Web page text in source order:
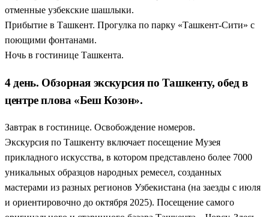
отменные узбекские шашлыки.
Прибытие в Ташкент. Прогулка по парку «Ташкент-Сити» с
поющими фонтанами.
Ночь в гостинице Ташкента.
4 день. Обзорная экскурсия по Ташкенту, обед в
центре плова «Беш Козон».
Завтрак в гостинице. Освобождение номеров.
Экскурсия по Ташкенту включает посещение Музея
прикладного искусства, в котором представлено более 7000
уникальных образцов народных ремесел, созданных
мастерами из разных регионов Узбекистана (на заезды с июля
и ориентировочно до октября 2025). Посещение самого